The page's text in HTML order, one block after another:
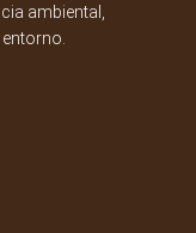
ambiental,